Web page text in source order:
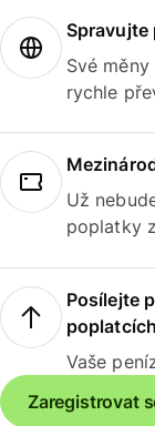
Spravujte
Své
rychle
Už
poplatky
Posílejte
poplatcích
Vaše
Zaregistrovat